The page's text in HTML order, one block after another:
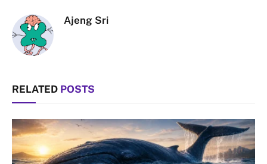
Ajeng Sri
RELATED POSTS